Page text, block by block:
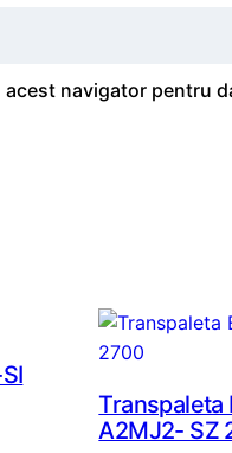
navigator pentru
Transpaleta
A2MJ2- SZ